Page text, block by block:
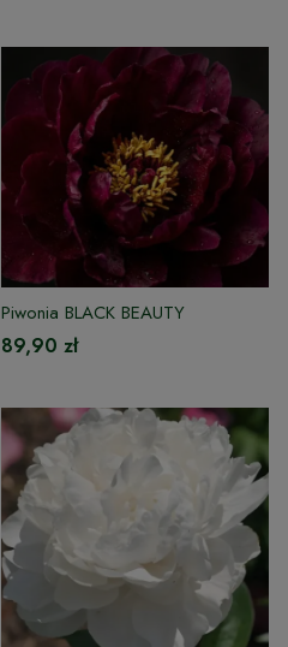
Piwonia BLACK BEAUTY
89,90 zł